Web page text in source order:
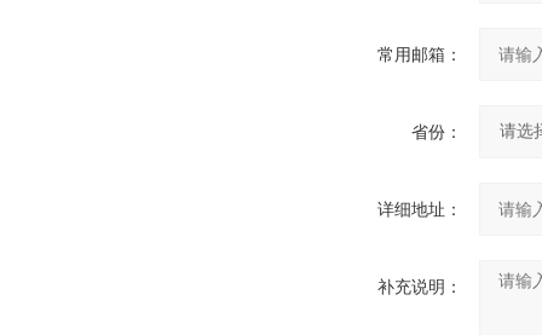
常用邮箱：
省份：
详细地址：
补充说明：